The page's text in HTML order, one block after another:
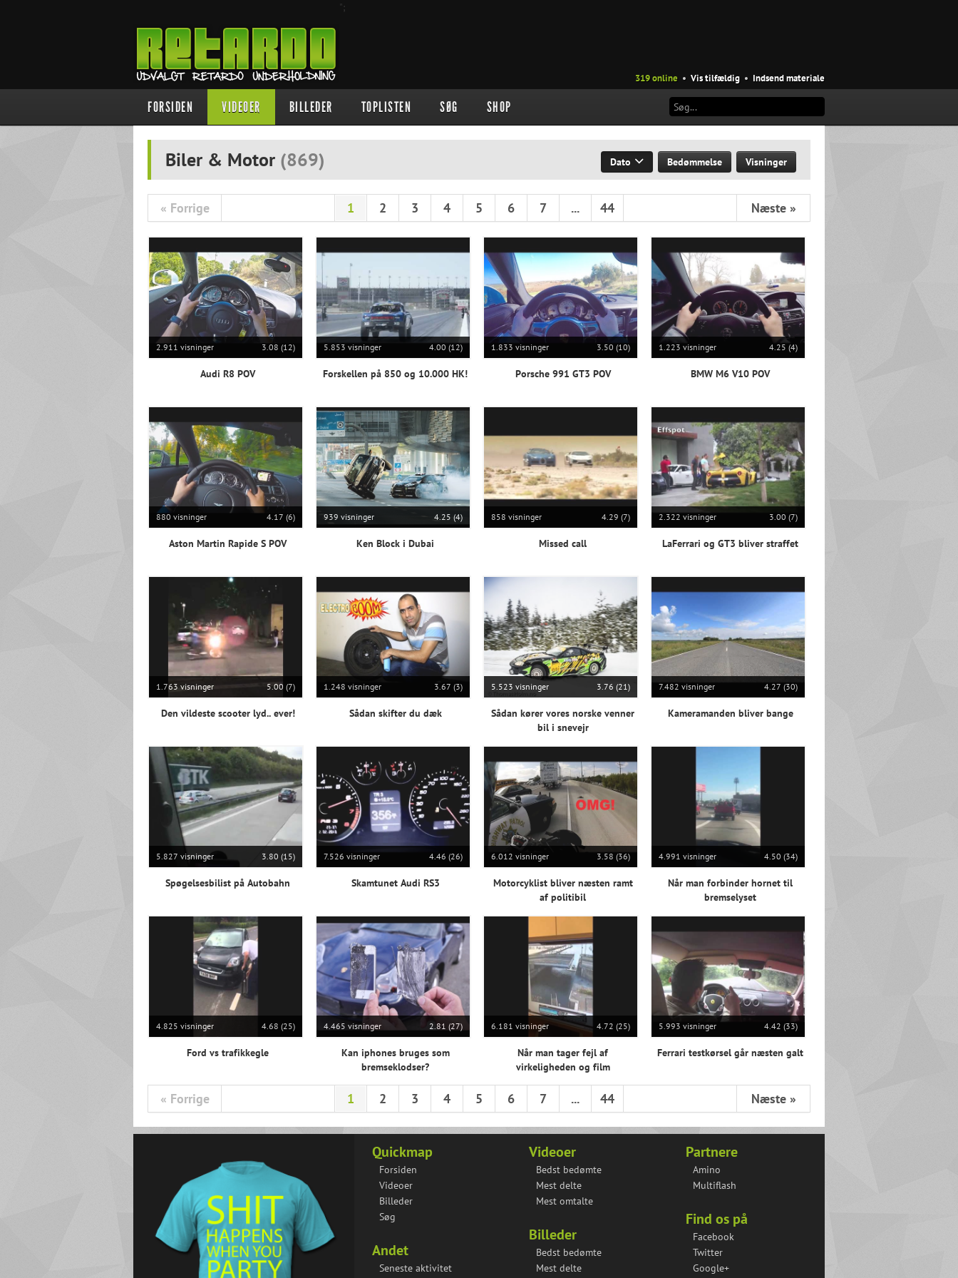
";
319 online • Vis tilfældig • Indsend materiale
FORSIDEN VIDEOER BILLEDER TOPLISTEN SØG SHOP
Biler & Motor (869) Dato Bedømmelse Visninger
« Forrige 1 2 3 4 5 6 7 ... 44 Næste »
2.911 visninger 3.08 (12)
Audi R8 POV
5.853 visninger 4.00 (12)
Forskellen på 850 og 10.000 HK!
1.833 visninger 3.50 (10)
Porsche 991 GT3 POV
1.223 visninger 4.25 (4)
BMW M6 V10 POV
880 visninger 4.17 (6)
Aston Martin Rapide S POV
939 visninger 4.25 (4)
Ken Block i Dubai
858 visninger 4.29 (7)
Missed call
2.322 visninger 3.00 (7)
LaFerrari og GT3 bliver straffet
1.763 visninger 5.00 (7)
Den vildeste scooter lyd.. ever!
1.248 visninger 3.67 (3)
Sådan skifter du dæk
5.523 visninger 3.76 (21)
Sådan kører vores norske venner
bil i snevejr
7.482 visninger 4.27 (30)
Kameramanden bliver bange
5.827 visninger 3.80 (15)
Spøgelsesbilist på Autobahn
7.526 visninger 4.46 (26)
Skamtunet Audi RS3
6.012 visninger 3.58 (36)
Motorcyklist bliver næsten ramt
af politibil
4.991 visninger 4.50 (34)
Når man forbinder hornet til
bremselyset
4.825 visninger 4.68 (25)
Ford vs trafikkegle
4.465 visninger 2.81 (27)
Kan iphones bruges som
bremseklodser?
6.181 visninger 4.72 (25)
Når man tager fejl af
virkeligheden og film
5.993 visninger 4.42 (33)
Ferrari testkørsel går næsten galt
« Forrige 1 2 3 4 5 6 7 ... 44 Næste »
Partnere
Amino
Multiflash
Find os på
Facebook
Twitter
Google+
Videoer
Bedst bedømte
Mest delte
Mest omtalte
Billeder
Bedst bedømte
Mest delte
Quickmap
Forsiden
Videoer
Billeder
Søg
Andet
Seneste aktivitet